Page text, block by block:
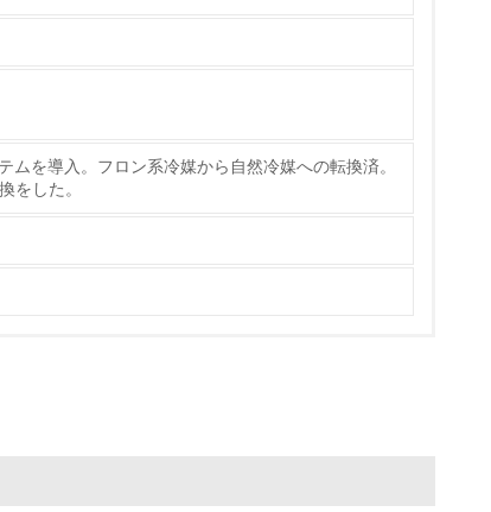
標や計画を立てている
天然林保護、間伐＞、認証品の
ムを導入。フロン系冷媒から自然冷媒への転換済。
をした。